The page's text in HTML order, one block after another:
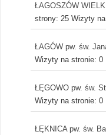
ŁAGOSZÓW
strony: 25 Wizyty
ŁAGÓW pw. św.
Wizyty na stronie: 0
ŁĘGOWO pw. św.
Wizyty na stronie: 0
ŁĘKNICA pw. św.